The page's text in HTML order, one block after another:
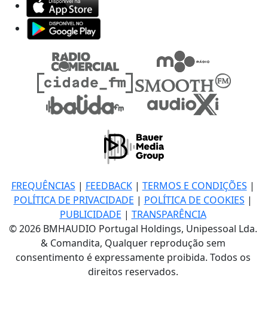
FREQUÊNCIAS | FEEDBACK| TERMOS E CONDIÇÕES |
POLÍTICA DE PRIVACIDADE | POLÍTICA DE COOKIES |
PUBLICIDADE | TRANSPARÊNCIA
© 2026 BMHAUDIO Portugal Holdings, Unipessoal Lda.
& Comandita, Qualquer reprodução sem
consentimento é expressamente proibida. Todos os
direitos reservados.